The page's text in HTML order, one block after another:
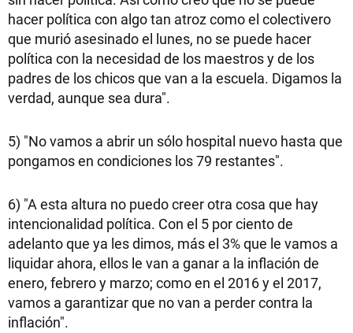
hacer política con algo tan atroz como el colectivero
que murió asesinado el lunes, no se puede hacer
política con la necesidad de los maestros y de los
padres de los chicos que van a la escuela. Digamos la
verdad, aunque sea dura".
5) "No vamos a abrir un sólo hospital nuevo hasta que
pongamos en condiciones los 79 restantes".
6) "A esta altura no puedo creer otra cosa que hay
intencionalidad política. Con el 5 por ciento de
adelanto que ya les dimos, más el 3% que le vamos a
liquidar ahora, ellos le van a ganar a la inflación de
enero, febrero y marzo; como en el 2016 y el 2017,
vamos a garantizar que no van a perder contra la
inflación".